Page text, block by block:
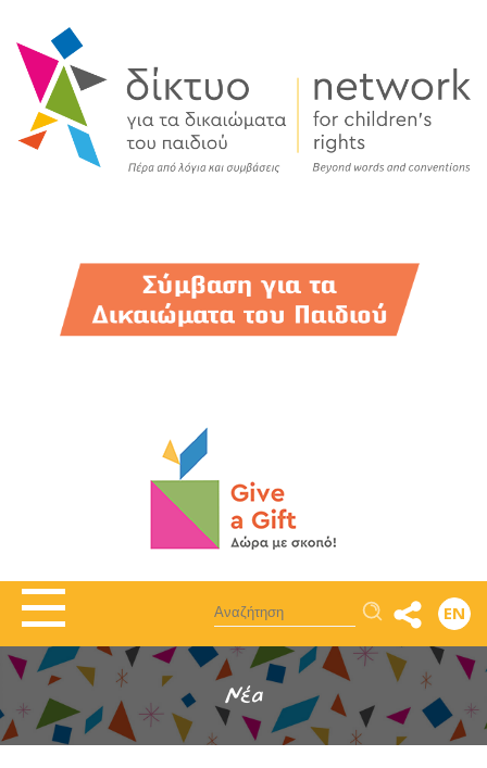
Αναζήτηση EN
Νέα